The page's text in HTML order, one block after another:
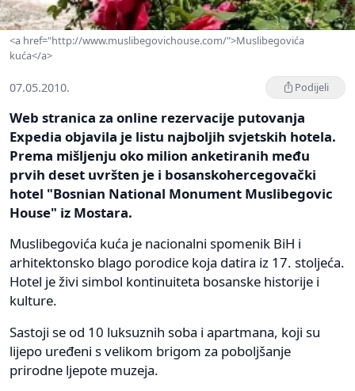
<a href="http://www.muslibegovichouse.com/">Muslibegovića
kuća</a>
07.05.2010. Podijeli
Web stranica za online rezervacije putovanja
Expedia objavila je listu najboljih svjetskih hotela.
Prema mišljenju oko milion anketiranih među
prvih deset uvršten je i bosanskohercegovački
hotel "Bosnian National Monument Muslibegovic
House" iz Mostara.
Muslibegovića kuća je nacionalni spomenik BiH i
arhitektonsko blago porodice koja datira iz 17. stoljeća.
Hotel je živi simbol kontinuiteta bosanske historije i
kulture.
Sastoji se od 10 luksuznih soba i apartmana, koji su
lijepo uređeni s velikom brigom za poboljšanje
prirodne ljepote muzeja.